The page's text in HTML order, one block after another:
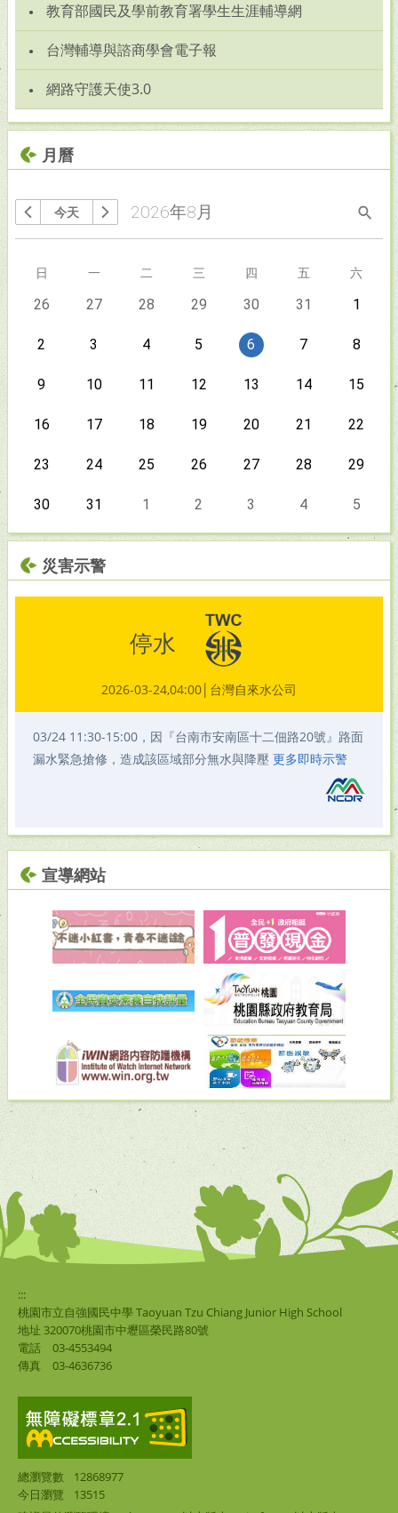
教育部國民及學前教育署學生生涯輔導網
台灣輔導與諮商學會電子報
網路守護天使3.0
月曆
上個月
今天
下個月
2026年8月
星期
日 星期
一 星期
二 星期
三 星期
四 星期
五 星期
六
今天
26 今天
27 今天
28 今天
29 今天
30 今天
31 今天
1
今天
2 今天
3 今天
4 今天
5 今天
6 今天
7 今天
8
今天
9 今天
10 今天
11 今天
12 今天
13 今天
14 今天
15
今天
16 今天
17 今天
18 今天
19 今天
20 今天
21 今天
22
今天
23 今天
24 今天
25 今天
26 今天
27 今天
28 今天
29
今天
30 今天
31 今天
1 今天
2 今天
3 今天
4 今天
5
災害示警
停水
2026-03-24,04:00│台灣自來水公司
03/24 11:30-15:00，因『台南市安南區十二佃路20號』路面
漏水緊急搶修，造成該區域部分無水與降壓 更多即時示警
宣導網站
:::
桃園市立自強國民中學 Taoyuan Tzu Chiang Junior High School
地址 320070桃園市中壢區榮民路80號
電話
03-4553494
傳真
03-4636736
總瀏覽數
12868977
今日瀏覽
13515